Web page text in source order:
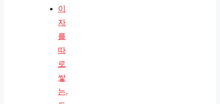
이
자
를
따
로
쌓
는,